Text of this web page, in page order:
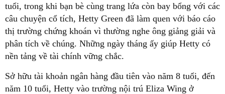
tuổi, trong khi bạn bè cùng trang lứa còn bay bổng với các
câu chuyện cổ tích, Hetty Green đã làm quen với báo cáo
thị trường chứng khoán vì thường nghe ông giảng giải và
phân tích về chúng. Những ngày tháng ấy giúp Hetty có
nền tảng về tài chính vững chắc.
Sở hữu tài khoản ngân hàng đầu tiên vào năm 8 tuổi, đến
năm 10 tuổi, Hetty vào trường nội trú Eliza Wing ở